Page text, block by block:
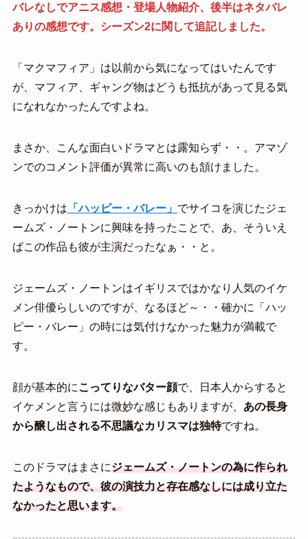
バレなしでアニス感想・登場人物紹介、後半はネタバレ
ありの感想です。シーズン2に関して追記しました。
「マクマフィア」は以前から気になってはいたんです
が、マフィア、ギャング物はどうも抵抗があって見る気
になれなかったんですよね。
まさか、こんな面白いドラマとは露知らず・・。アマゾ
ンでのコメント評価が異常に高いのも頷けました。
きっかけは 「ハッピー・バレー」 でサイコを演じたジェ
ームズ・ノートンに興味を持ったことで、あ、そういえ
ばこの作品も彼が主演だったなぁ・・と。
ジェームズ・ノートンはイギリスではかなり人気のイケ
メン俳優らしいのですが、なるほど～・・確かに「ハッ
ピー・バレー」の時には気付けなかった魅力が満載で
す。
顔が基本的にこってりなバター顔で、日本人からすると
イケメンと言うには微妙な感じもありますが、 あの長身
から醸し出される不思議なカリスマは独特ですね。
このドラマはまさにジェームズ・ノートンの為に作られ
たようなもので、彼の演技力と存在感なしには成り立た
なかったと思います。